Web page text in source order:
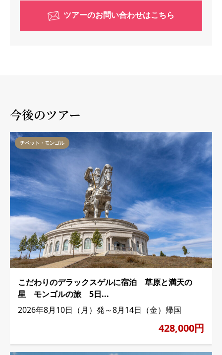
ツアーのお問い合わせはこちら
今後のツアー
チベット・モンゴル
こだわりのデラックスゲルに宿泊 草原と満天の
星 モンゴルの旅 5日...
2026年8月10日（月）発～8月14日（金）帰国
428,000円